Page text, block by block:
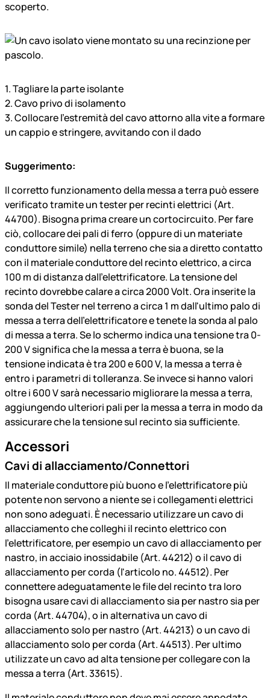
1. Tagliare la parte isolante
2. Cavo privo di isolamento
3. Collocare l’estremità del cavo attorno alla vite a formare
un cappio e stringere, avvitando con il dado
Suggerimento:
Il corretto funzionamento della messa a terra può essere
verificato tramite un tester per recinti elettrici (Art.
44700). Bisogna prima creare un cortocircuito. Per fare
ciò, collocare dei pali di ferro (oppure di un materiate
conduttore simile) nella terreno che sia a diretto contatto
con il materiale conduttore del recinto elettrico, a circa
100 m di distanza dall’elettrificatore. La tensione del
recinto dovrebbe calare a circa 2000 Volt. Ora inserite la
sonda del Tester nel terreno a circa 1 m dall'ultimo palo di
messa a terra dell’elettrificatore e tenete la sonda al palo
di messa a terra. Se lo schermo indica una tensione tra 0-
200 V significa che la messa a terra è buona, se la
tensione indicata è tra 200 e 600 V, la messa a terra è
entro i parametri di tolleranza. Se invece si hanno valori
oltre i 600 V sarà necessario migliorare la messa a terra,
aggiungendo ulteriori pali per la messa a terra in modo da
assicurare che la tensione sul recinto sia sufficiente.
Accessori
Cavi di allacciamento/Connettori
Il materiale conduttore più buono e l’elettrificatore più
potente non servono a niente se i collegamenti elettrici
non sono adeguati. È necessario utilizzare un cavo di
allacciamento che colleghi il recinto elettrico con
l’elettrificatore, per esempio un cavo di allacciamento per
nastro, in acciaio inossidabile (Art. 44212) o il cavo di
allacciamento per corda (l'articolo no. 44512). Per
connettere adeguatamente le file del recinto tra loro
bisogna usare cavi di allacciamento sia per nastro sia per
corda (Art. 44704), o in alternativa un cavo di
allacciamento solo per nastro (Art. 44213) o un cavo di
allacciamento solo per corda (Art. 44513). Per ultimo
utilizzate un cavo ad alta tensione per collegare con la
messa a terra (Art. 33615).